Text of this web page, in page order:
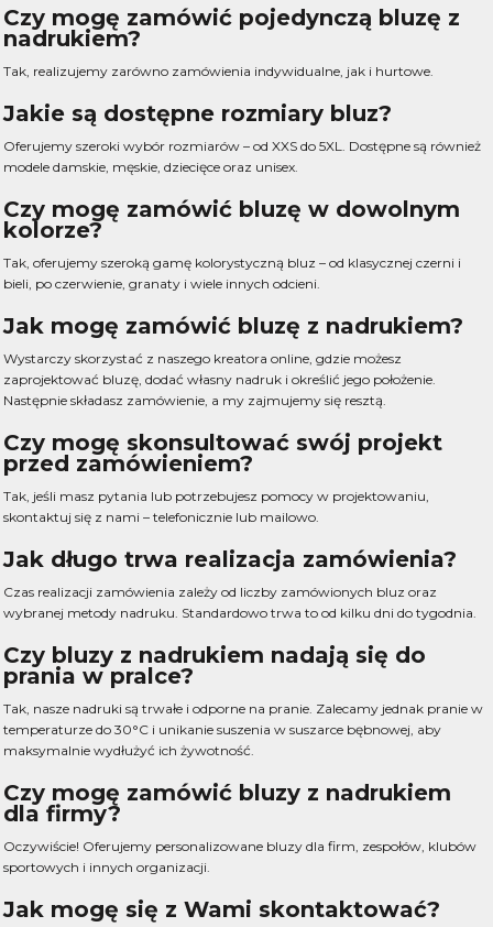
Czy mogę zamówić pojedynczą bluzę z
nadrukiem?
Tak, realizujemy zarówno zamówienia indywidualne, jak i hurtowe.
Jakie są dostępne rozmiary bluz?
Oferujemy szeroki wybór rozmiarów – od XXS do 5XL. Dostępne są również
modele damskie, męskie, dziecięce oraz unisex.
Czy mogę zamówić bluzę w dowolnym
kolorze?
Tak, oferujemy szeroką gamę kolorystyczną bluz – od klasycznej czerni i
bieli, po czerwienie, granaty i wiele innych odcieni.
Jak mogę zamówić bluzę z nadrukiem?
Wystarczy skorzystać z naszego kreatora online, gdzie możesz
zaprojektować bluzę, dodać własny nadruk i określić jego położenie.
Następnie składasz zamówienie, a my zajmujemy się resztą.
Czy mogę skonsultować swój projekt
przed zamówieniem?
Tak, jeśli masz pytania lub potrzebujesz pomocy w projektowaniu,
skontaktuj się z nami – telefonicznie lub mailowo.
Jak długo trwa realizacja zamówienia?
Czas realizacji zamówienia zależy od liczby zamówionych bluz oraz
wybranej metody nadruku. Standardowo trwa to od kilku dni do tygodnia.
Czy bluzy z nadrukiem nadają się do
prania w pralce?
Tak, nasze nadruki są trwałe i odporne na pranie. Zalecamy jednak pranie w
temperaturze do 30°C i unikanie suszenia w suszarce bębnowej, aby
maksymalnie wydłużyć ich żywotność.
Czy mogę zamówić bluzy z nadrukiem
dla firmy?
Oczywiście! Oferujemy personalizowane bluzy dla firm, zespołów, klubów
sportowych i innych organizacji.
Jak mogę się z Wami skontaktować?